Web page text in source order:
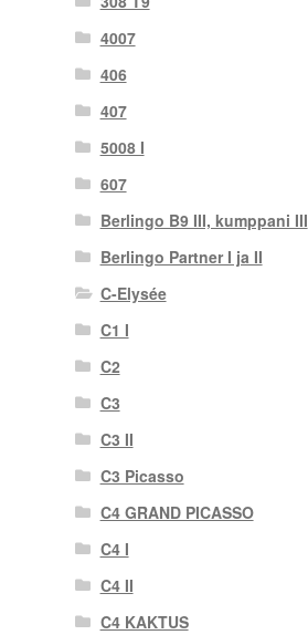
4007
406
407
5008 I
607
Berlingo B9 III, kumppani III
Berlingo Partner I ja II
C-Elysée
C1 I
C2
C3
C3 II
C3 Picasso
C4 GRAND PICASSO
C4 I
C4 II
C4 KAKTUS